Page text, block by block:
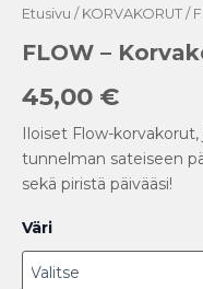
Etusivu / KORVAKORUT /
FLOW –
45,00 €
Iloiset Flow-
tunnelman sateiseen
sekä piristä päivääsi!
Väri